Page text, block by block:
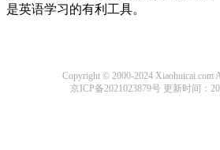
是英语学习的有利工具。
Copyright © 2000-2024 Xiaohuicai.com
京ICP备2021023879号更新时间：